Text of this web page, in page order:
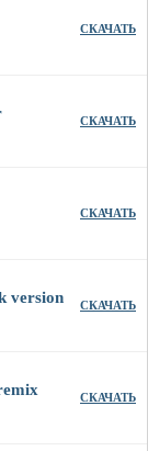
СКАЧАТЬ
СКАЧАТЬ
СКАЧАТЬ
version СКАЧАТЬ
СКАЧАТЬ